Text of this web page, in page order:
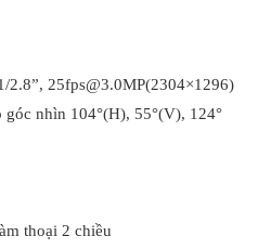
2.8”, 25fps@3.0MP(2304×1296)
nhìn 104°(H), 55°(V), 124°
thoại 2 chiều